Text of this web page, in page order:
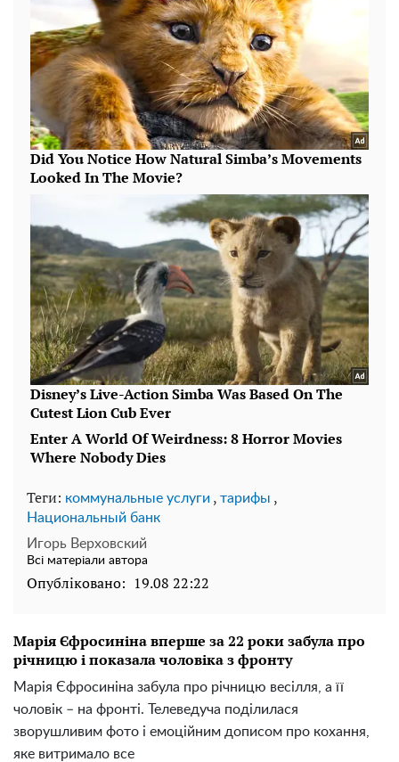
Теги: коммунальные услуги , тарифы ,
Национальный банк
Игорь Верховский
Всі матеріали автора
Опубліковано: 19.08 22:22
Марія Єфросиніна вперше за 22 роки забула про
річницю і показала чоловіка з фронту
Марія Єфросиніна забула про річницю весілля, а її
чоловік – на фронті. Телеведуча поділилася
зворушливим фото і емоційним дописом про кохання,
яке витримало все